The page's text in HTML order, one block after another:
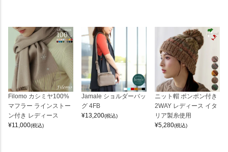
Filomo カシミヤ100%
マフラー ラインストー
ン付き レディース
¥11,000(税込)
Jamale ショルダーバッ
グ 4FB
¥13,200(税込)
ニット帽 ポンポン付き
2WAY レディース イタ
リア製糸使用
¥5,280(税込)